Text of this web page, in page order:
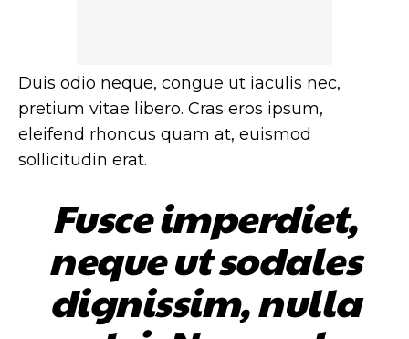
Duis odio neque, congue ut iaculis nec,
pretium vitae libero. Cras eros ipsum,
eleifend rhoncus quam at, euismod
sollicitudin erat.
Fusce imperdiet,
neque ut sodales
dignissim, nulla